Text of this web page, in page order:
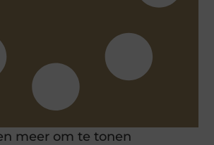
meer om te tonen